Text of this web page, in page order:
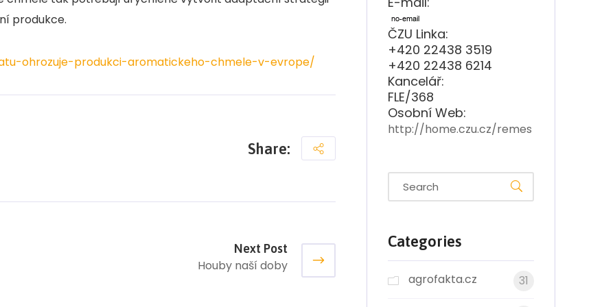
produkce.
ohrozuje-produkci-aromatickeho-chmele-v-evrope/
Share:
Next Post
Houby naší doby
ČZU Linka:
+420 22438 3519
+420 22438 6214
Kancelář:
FLE/368
Osobní Web:
http://home.czu.cz/remes
Categories
agrofakta.cz 31